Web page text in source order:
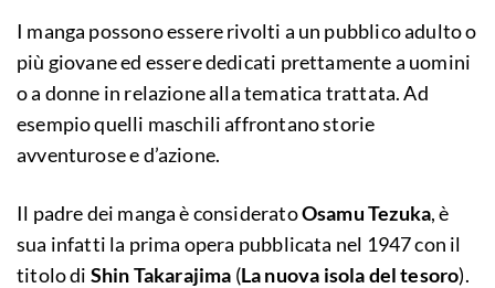
I manga possono essere rivolti a un pubblico adulto o
più giovane ed essere dedicati prettamente a uomini
o a donne in relazione alla tematica trattata. Ad
esempio quelli maschili affrontano storie
avventurose e d’azione.
Il padre dei manga è consideratoOsamu Tezuka, è
sua infatti la prima opera pubblicata nel 1947 con il
titolo di Shin Takarajima (La nuova isola del tesoro).